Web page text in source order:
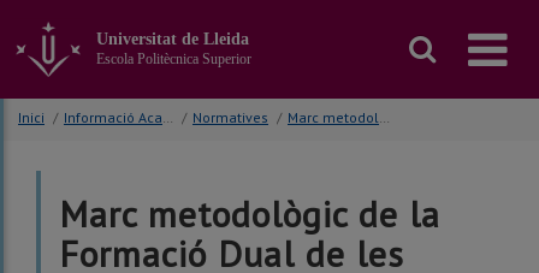
contingut
principal
Universitat de Lleida
Escola Politècnica Superior
Inici / Informació Acadèmica / Normatives / Marc metodològic de la Formació Dual EPS
Marc metodològic de la
Formació Dual de les